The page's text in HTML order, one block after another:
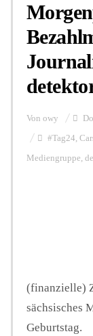
Von owy
#Tag24,
Mediengruppe,
(finanzielle)
sächsisches
Geburtstag.